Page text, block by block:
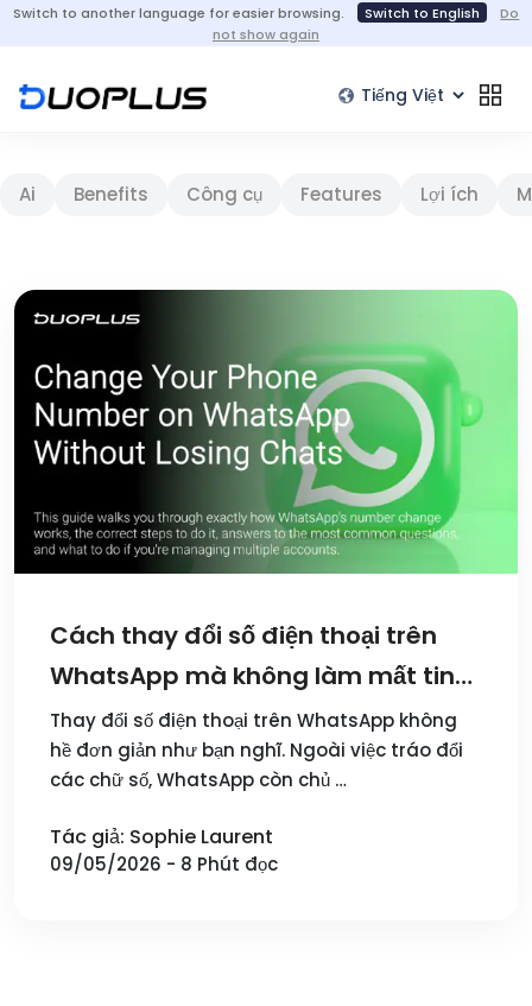
Switch to another language for easier browsing. Switch to English
Do
not show again
Ai Benefits Công cụ Features Lợi ích
Cách thay đổi số điện thoại trên
WhatsApp mà không làm mất tin
nhắn
Thay đổi số điện thoại trên WhatsApp không
hề đơn giản như bạn nghĩ. Ngoài việc tráo đổi
các chữ số, WhatsApp còn chủ …
Tác giả: Sophie Laurent
09/05/2026 - 8 Phút đọc